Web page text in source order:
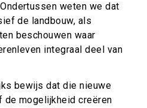
weten we dat
de landbouw, als
beschouwen waar
integraal deel van
bewijs dat die nieuwe
mogelijkheid creëren